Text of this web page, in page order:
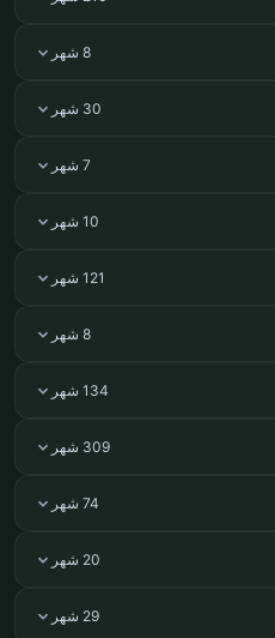
8 شهر
30 شهر
7 شهر
10 شهر
121 شهر
8 شهر
134 شهر
309 شهر
74 شهر
20 شهر
29 شهر